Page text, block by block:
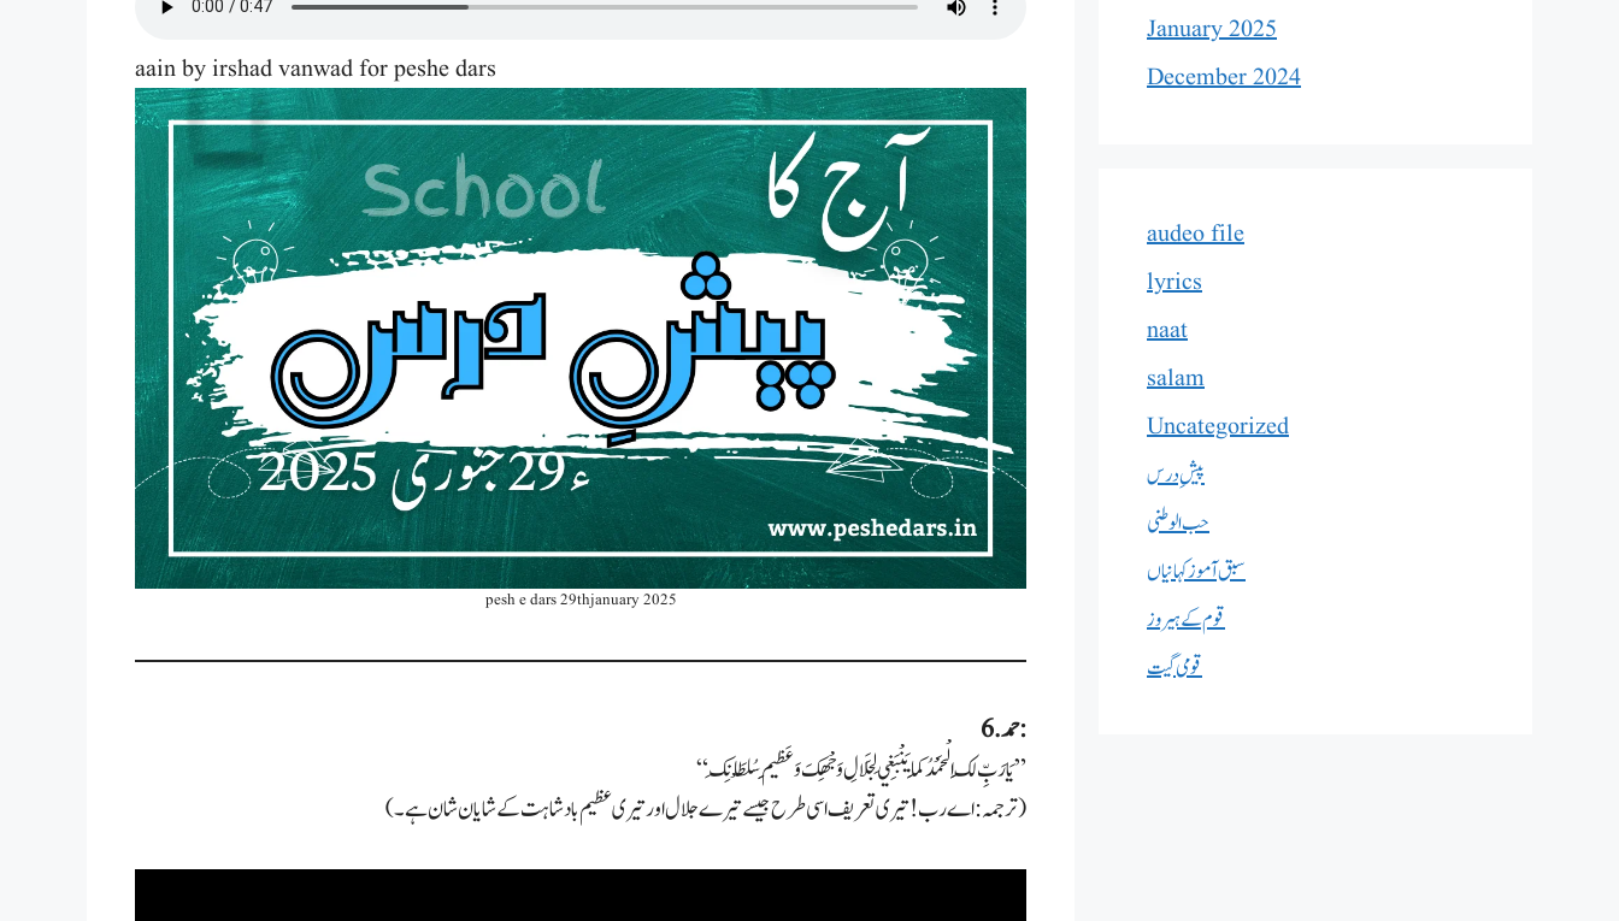
aain by irshad vanwad for peshe dars
pesh e dars 29thjanuary 2025
6. حمد:
“یَا رَبِّ لَكَ الْحَمْدُ كَمَا يَنْبَغِي لِجَلَالِ وَجْهِكَ وَعَظِيمِ سُلْطَانِكَ”
(ترجمہ: اے رب! تیری تعریف اسی طرح جیسے تیرے جلال اور تیری عظیم بادشاہت کے شایان شان ہے۔)
January 2025
December 2024
audeo file
lyrics
naat
salam
Uncategorized
پیشِ درس
حب الوطنی
سبق آموز کہانیاں
قوم کے ہیروز
قومی گیت